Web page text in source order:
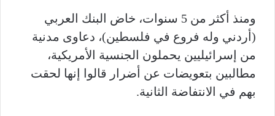
ومنذ أكثر من 5 سنوات، خاض البنك العربي
(أردني وله فروع في فلسطين)، دعاوى مدنية
من إسرائيليين يحملون الجنسية الأمريكية،
مطالبين بتعويضات عن أضرار قالوا إنها لحقت
بهم في الانتفاضة الثانية.